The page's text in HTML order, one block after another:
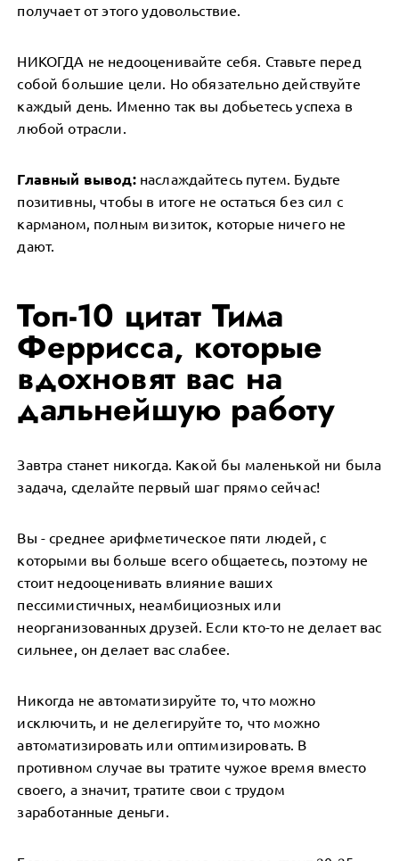
получает от этого удовольствие.
НИКОГДА не недооценивайте себя. Ставьте перед
собой большие цели. Но обязательно действуйте
каждый день. Именно так вы добьетесь успеха в
любой отрасли.
Главный вывод: наслаждайтесь путем. Будьте
позитивны, чтобы в итоге не остаться без сил с
карманом, полным визиток, которые ничего не
дают.
Топ-10 цитат Тима
Феррисса, которые
вдохновят вас на
дальнейшую работу
Завтра станет никогда. Какой бы маленькой ни была
задача, сделайте первый шаг прямо сейчас!
Вы - среднее арифметическое пяти людей, с
которыми вы больше всего общаетесь, поэтому не
стоит недооценивать влияние ваших
пессимистичных, неамбициозных или
неорганизованных друзей. Если кто-то не делает вас
сильнее, он делает вас слабее.
Никогда не автоматизируйте то, что можно
исключить, и не делегируйте то, что можно
автоматизировать или оптимизировать. В
противном случае вы тратите чужое время вместо
своего, а значит, тратите свои с трудом
заработанные деньги.